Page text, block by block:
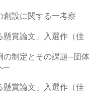
創設に関する一考察
懸賞論文」入選作（佳
の制定とその課題─団
─
懸賞論文」入選作（佳